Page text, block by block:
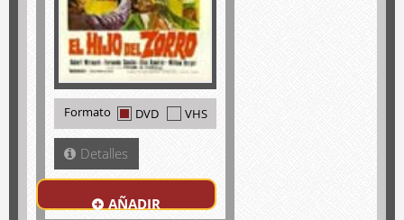
Formato DVD VHS
Detalles
AÑADIR